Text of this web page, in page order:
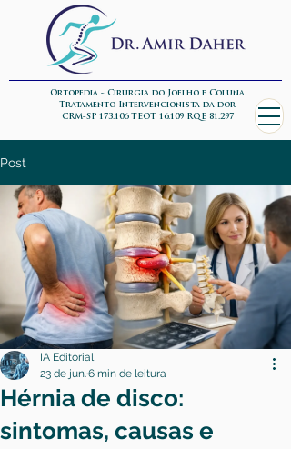
Ortopedia - Cirurgia do Joelho e Coluna
Tratamento Intervencionista da dor
CRM-SP 173.106 TEOT 16.109 RQE 81.297
Post
Hérnia de disco:
sintomas, causas e
IA Editorial
23 de jun.6 min de leitura